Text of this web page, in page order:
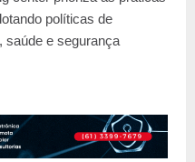
políticas de
saúde e segurança